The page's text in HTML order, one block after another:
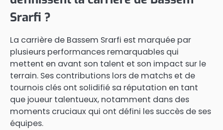
Srarfi ?
La carrière de Bassem Srarfi est marquée par
plusieurs performances remarquables qui
mettent en avant son talent et son impact sur le
terrain. Ses contributions lors de matchs et de
tournois clés ont solidifié sa réputation en tant
que joueur talentueux, notamment dans des
moments cruciaux qui ont défini les succès de ses
équipes.